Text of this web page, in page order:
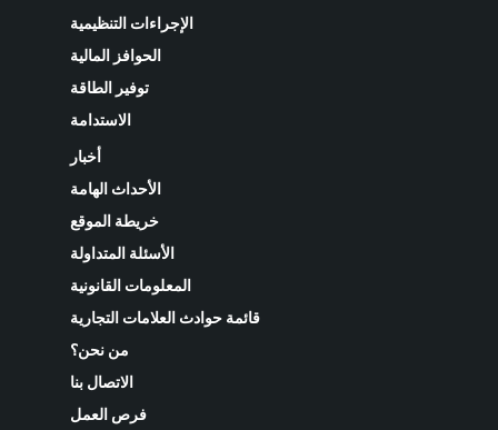
الإجراءات التنظيمية
الحوافز المالية
توفير الطاقة
الاستدامة
الأحداث الهامة
خريطة الموقع
الأسئلة المتداولة
المعلومات القانونية
قائمة حوادث العلامات التجارية
من نحن؟
الاتصال بنا
فرص العمل